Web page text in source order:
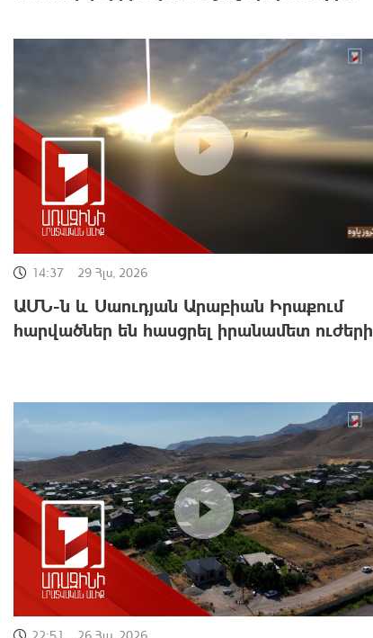
14:37 29 Հլս, 2026
ԱՄՆ-ն և Սաուդյան Արաբիան Իրաքում
հարվածներ են հասցրել իրանամետ ուժերի